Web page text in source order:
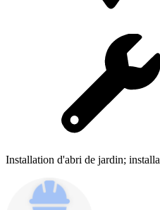
Installation d'abri de jardin;